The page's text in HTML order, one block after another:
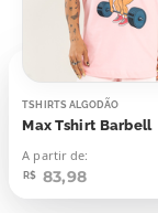
TSHIRTS ALGODÃO
Max Tshirt Barbell
A partir de:
R$ 83,98